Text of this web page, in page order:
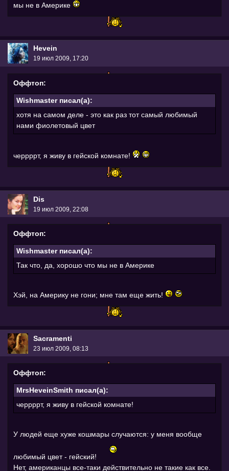
мы не в Америке
Hevein
19 июл 2009, 17:20
Оффтоп:
Wishmaster писал(а):
хотя на самом деле - это как раз тот самый любимый
нами фиолетовый цвет
черрррт, я живу в гейской комнате!
Dis
19 июл 2009, 22:08
Оффтоп:
Wishmaster писал(а):
Так что, да, хорошо что мы не в Америке
Хэй, на Америку не гони; мне там еще жить!
Sacramenti
23 июл 2009, 08:13
Оффтоп:
MrsHeveinSmith писал(а):
черрррт, я живу в гейской комнате!
У людей еще хуже кошмары случаются: у меня вообще
любимый цвет - гейский!
Нет, американцы все-таки действительно не такие как все.